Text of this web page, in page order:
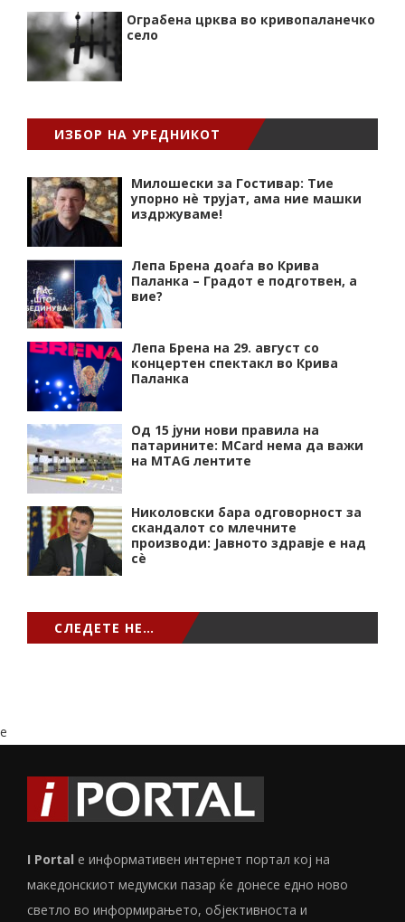
Ограбена црква во кривопаланечко
село
ИЗБОР НА УРЕДНИКОТ
Милошески за Гостивар: Тие
упорно нѐ трујат, ама ние машки
издржуваме!
Лепа Брена доаѓа во Крива
Паланка – Градот е подготвен, а
вие?
Лепа Брена на 29. август со
концертен спектакл во Крива
Паланка
Од 15 јуни нови правила на
патарините: MCard нема да важи
на MTAG лентите
Николовски бара одговорност за
скандалот со млечните
производи: Јавното здравје е над
сѐ
СЛЕДЕТЕ НЕ…
e
I Portal е информативен интернет портал кој на
македонскиот медумски пазар ќе донесе едно ново
светло во информирањето, објективноста и